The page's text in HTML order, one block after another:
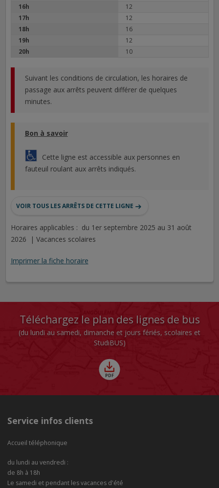
16h
12
17h
12
18h
16
19h
12
20h
10
Suivant les conditions de circulation, les horaires de
passage aux arrêts peuvent différer de quelques
minutes.
Bon à savoir
Cette ligne est accessible aux personnes en
fauteuil roulant aux arrêts indiqués.
VOIR TOUS LES ARRÊTS DE CETTE LIGNE
Horaires applicables : du 1er septembre 2025 au 31 août
2026 | Vacances scolaires
Imprimer la fiche horaire
Téléchargez le plan des lignes de bus
(du lundi au samedi, dimanche et jours fériés, scolaires et
StudiBUS)
Service infos clients
Accueil téléphonique
du lundi au vendredi :
de 8h à 18h
Le samedi et pendant les vacances d'été